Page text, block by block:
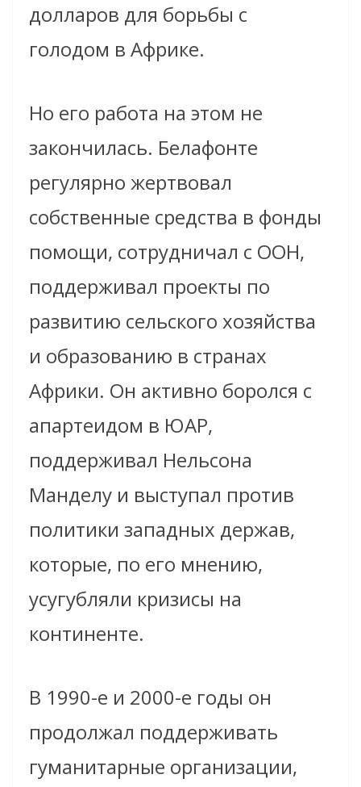
долларов для борьбы с
голодом в Африке.
Но его работа на этом не
закончилась. Белафонте
регулярно жертвовал
собственные средства в фонды
помощи, сотрудничал с ООН,
поддерживал проекты по
развитию сельского хозяйства
и образованию в странах
Африки. Он активно боролся с
апартеидом в ЮАР,
поддерживал Нельсона
Манделу и выступал против
политики западных держав,
которые, по его мнению,
усугубляли кризисы на
континенте.
В 1990-е и 2000-е годы он
продолжал поддерживать
гуманитарные организации,